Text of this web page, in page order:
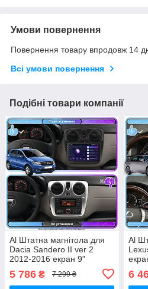
Умови повернення
Повернення товару впродовж 14
Всі умови повернення
Подібні товари компанії
Al Штатна магнітола для
Dacia Sandero II ver 2
2012-2016 екран 9"
Android
5 786 ₴ 7 299 ₴
Al
6